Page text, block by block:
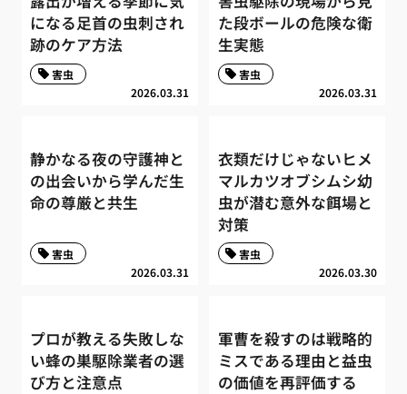
になる足首の虫刺され
跡のケア方法
2026.03.31
害虫
た段ボールの危険な衛
生実態
2026.03.31
害虫
静かなる夜の守護神と
の出会いから学んだ生
命の尊厳と共生
2026.03.31
害虫
衣類だけじゃないヒメ
マルカツオブシムシ幼
虫が潜む意外な餌場と
対策
2026.03.30
害虫
プロが教える失敗しな
い蜂の巣駆除業者の選
び方と注意点
軍曹を殺すのは戦略的
ミスである理由と益虫
の価値を再評価する